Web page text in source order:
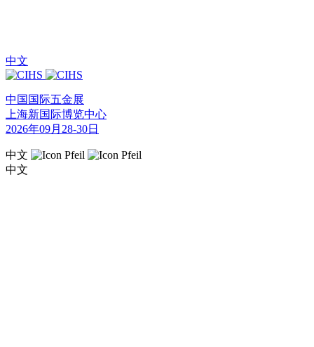
中文
中国国际五金展
上海新国际博览中心
2026年09月28-30日
中文
中文